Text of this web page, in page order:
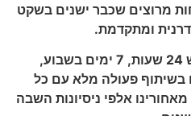
מרוצים שכבר ישנים בשקט
ומתקדמת.
המוקד המבצעי שלנו מאויש 24 שעות, 7 ימים בשבוע,
בשיתוף פעולה מלא עם כל
אלפי ניסיונות השבה